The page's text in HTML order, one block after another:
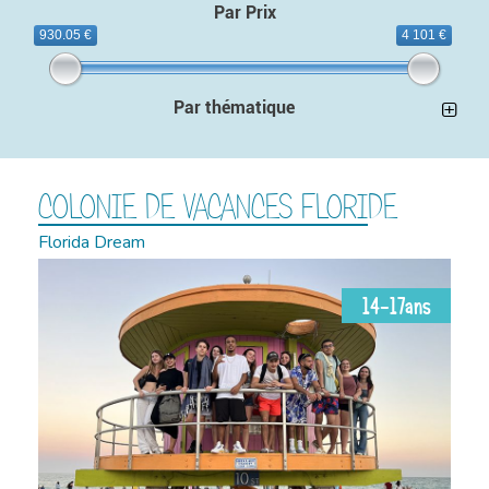
Par Prix
930.05 € 4 101 €
Par thématique
COLONIE DE VACANCES FLORIDE
Florida Dream
14-17ans